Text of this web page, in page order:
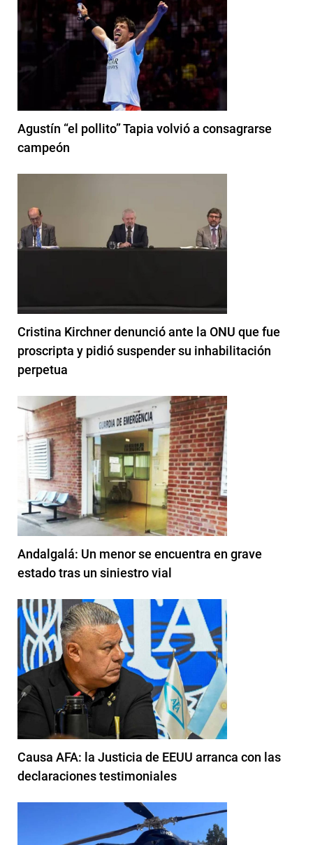
Agustín “el pollito” Tapia volvió a consagrarse
campeón
Cristina Kirchner denunció ante la ONU que fue
proscripta y pidió suspender su inhabilitación
perpetua
Andalgalá: Un menor se encuentra en grave
estado tras un siniestro vial
Causa AFA: la Justicia de EEUU arranca con las
declaraciones testimoniales